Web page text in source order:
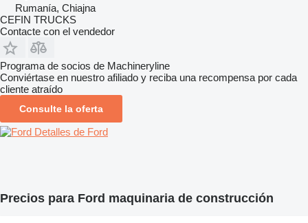
Rumanía, Chiajna
CEFIN TRUCKS
Contacte con el vendedor
Programa de socios de Machineryline
Conviértase en nuestro afiliado y reciba una recompensa por cada
cliente atraído
Consulte la oferta
Detalles de Ford
Precios para Ford maquinaria de construcción